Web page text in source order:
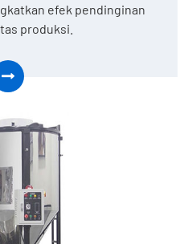
efek pendinginan
produksi.